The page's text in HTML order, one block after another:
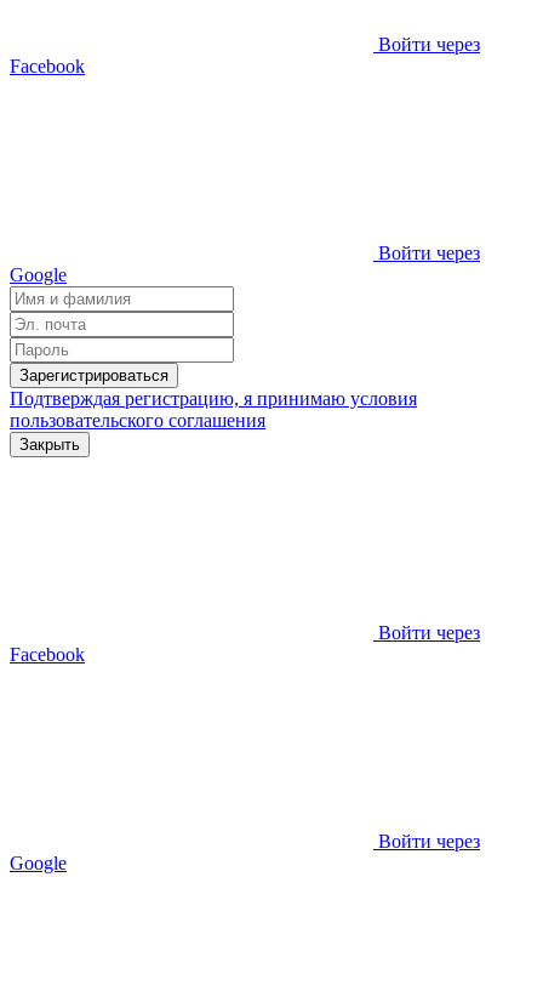
Войти через
Facebook
Войти через
Google
Зарегистрироваться
Подтверждая регистрацию, я принимаю условия
пользовательского соглашения
Закрыть
Войти через
Facebook
Войти через
Google